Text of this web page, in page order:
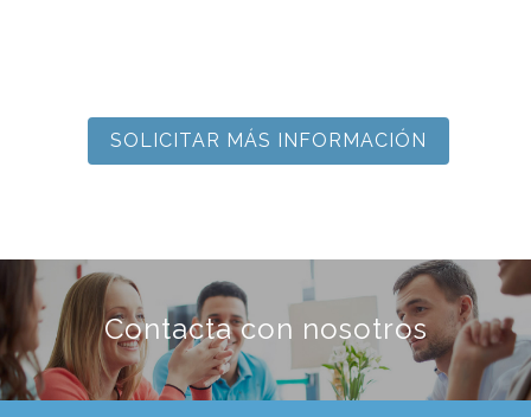
SOLICITAR MÁS INFORMACIÓN
Contacta con nosotros